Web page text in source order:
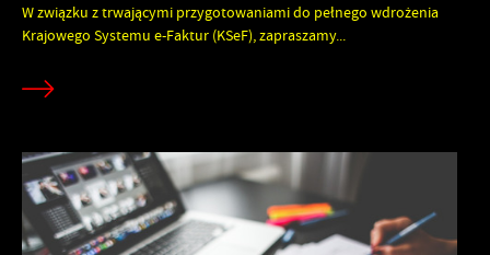
W związku z trwającymi przygotowaniami do pełnego wdrożenia
Krajowego Systemu e-Faktur (KSeF), zapraszamy...